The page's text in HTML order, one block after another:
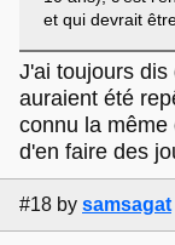
et qui devrait
J'ai toujours
auraient été
connu la
d'en faire des
#18 by samsagat